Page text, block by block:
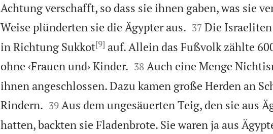
Achtung verschafft, so dass sie ihnen gaben, was sie
Weise plünderten sie die Ägypter aus.
37 Die Israeliten
in Richtung Sukkot[9] auf. Allein das Fußvolk zählte
ohne ‹Frauen und› Kinder.
38 Auch eine Menge
ihnen angeschlossen. Dazu kamen große Herden an
Rindern.
39 Aus dem ungesäuerten Teig, den sie aus
hatten, backten sie Fladenbrote. Sie waren ja aus